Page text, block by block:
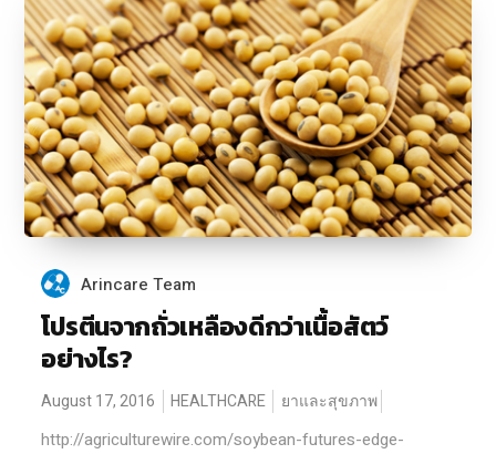
Arincare Team
โปรตีนจากถั่วเหลืองดีกว่าเนื้อสัตว์
อย่างไร?
August 17, 2016 HEALTHCARE ยาและสุขภาพ
http://agriculturewire.com/soybean-futures-edge-